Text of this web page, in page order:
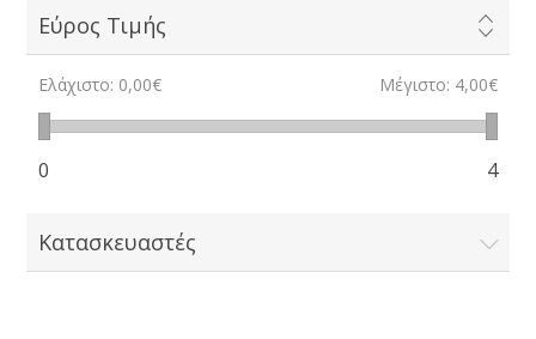
Εύρος Τιμής
Ελάχιστο: 0,00€ Μέγιστο: 4,00€
0 4
Κατασκευαστές